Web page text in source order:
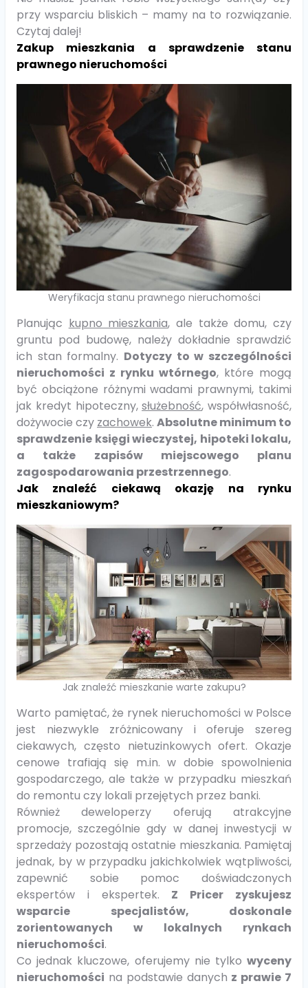
przy wsparciu bliskich – mamy na to rozwiązanie.
Czytaj dalej!
Zakup mieszkania a sprawdzenie stanu
prawnego nieruchomości
Weryfikacja stanu prawnego nieruchomości
Planując kupno mieszkania, ale także domu, czy
gruntu pod budowę, należy dokładnie sprawdzić
ich stan formalny. Dotyczy to w szczególności
nieruchomości z rynku wtórnego, które mogą
być obciążone różnymi wadami prawnymi, takimi
jak kredyt hipoteczny,służebność, współwłasność,
dożywocie czy zachowek. Absolutne minimum to
sprawdzenie księgi wieczystej, hipoteki lokalu,
a także zapisów miejscowego planu
zagospodarowania przestrzennego.
Jak znaleźć ciekawą okazję na rynku
mieszkaniowym?
Jak znaleźć mieszkanie warte zakupu?
Warto pamiętać, że rynek nieruchomości w Polsce
jest niezwykle zróżnicowany i oferuje szereg
ciekawych, często nietuzinkowych ofert. Okazje
cenowe trafiają się m.in. w dobie spowolnienia
gospodarczego, ale także w przypadku mieszkań
do remontu czy lokali przejętych przez banki.
Również deweloperzy oferują atrakcyjne
promocje, szczególnie gdy w danej inwestycji w
sprzedaży pozostają ostatnie mieszkania. Pamiętaj
jednak, by w przypadku jakichkolwiek wątpliwości,
zapewnić sobie pomoc doświadczonych
ekspertów i ekspertek. Z Pricer zyskujesz
wsparcie specjalistów, doskonale
zorientowanych w lokalnych rynkach
nieruchomości.
Co jednak kluczowe, oferujemy nie tylko wyceny
nieruchomości na podstawie danych z prawie 7